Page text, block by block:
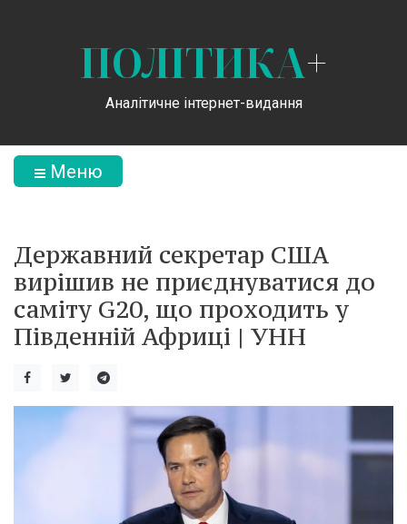
ПОЛІТИКА+
Аналітичне інтернет-видання
Меню
Державний секретар США
вирішив не приєднуватися до
саміту G20, що проходить у
Південній Африці | УНН